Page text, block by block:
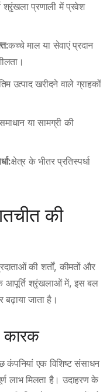
श्रृंखला प्रणाली में प्रवेश
कच्चे माल या सेवाएं प्रदान
उत्पाद खरीदने वाले ग्राहकों
या सामग्री की
क्षेत्र के भीतर प्रतिस्पर्धा
की
की शर्तों, कीमतों और
आपूर्ति श्रृंखलाओं में, इस बल
बढ़ाया जाता है।
कारक
एक विशिष्ट संसाधन
लाभ मिलता है। उदाहरण के